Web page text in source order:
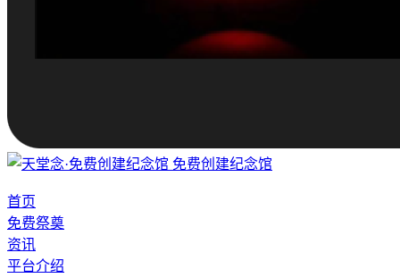
免费创建纪念馆
首页
免费祭奠
资讯
平台介绍